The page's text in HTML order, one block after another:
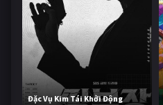
Đặc Vụ Kim Tái Khởi Động